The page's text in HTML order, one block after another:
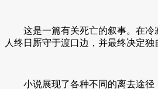
这是一篇有关死亡的叙事。在冷寂
人终日厮守于渡口边，并最终决定
小说展现了各种不同的离去途径，